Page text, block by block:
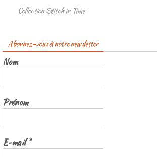
Collection Stitch in Time
Abonnez-vous à notre newsletter
Nom
Prénom
E-mail*